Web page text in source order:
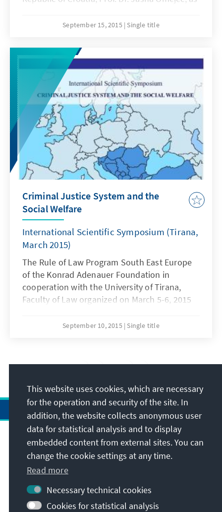
Program South-East Europe, Thorsten
volume of decisions.
September 15, 2015 Single title
Criminal Justice System and the
Social Welfare
International Scientific Symposium (Tirana,
March 2015)
The Rule of Law Program South East Europe
of the Konrad Adenauer Foundation in
cooperation with the University of Tirana,
Faculty of Law organized on March 5-6, 2015
Symposium dedicated to "Criminal Justice
presentations, were gathered in a valuable
download.
September 10, 2015 Single title
7/14
Address
Contact
Visit also
This website uses cookies, which are necessary
for the operation and security of the site. In
addition, the website collects anonymous user
data for statistical analysis and to display
embedded content from external sites. You can
change the cookie settings at any time.
Read more
Necessary technical cookies
Cookies for statistical analysis